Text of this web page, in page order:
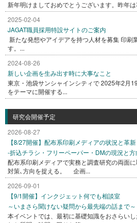
新年明けましておめでとうございます。昨年
2025-02-04
JAGAT職員採用特設サイトのご案内
新たな発想やアイデアを持つ人材を募集 印刷
す。...
2024-08-26
新しい企画を生み出す時に大事なこと
東京・池袋サンシャインシティで 2025年2月
をテーマに開催する...
研究会開催予定
2026-08-27
【8/27開催】配布系印刷メディアの状況と革新
-折込チラシ・フリーペーパー・DMの現況と方
配布系印刷メディアで実務と調査研究の両面
対策､方向を捉える。 企画...
2026-09-01
【9/1開催】インクジェット何でも相談室
～いまさら聞けない疑問から最先端の話まで～
本イベントでは、最初に基礎知識をおさらい